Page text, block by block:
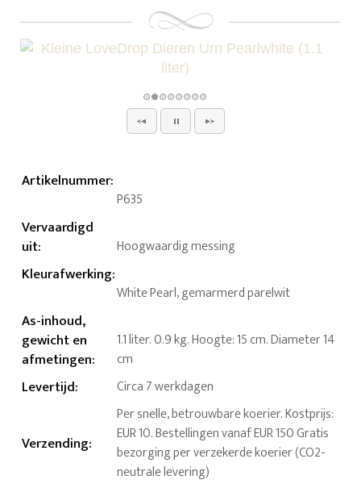
Artikelnummer:
P635
Vervaardigd
uit: Hoogwaardig messing
Kleurafwerking:
White Pearl, gemarmerd parelwit
As-inhoud,
gewicht en
afmetingen:
1.1 liter. 0.9 kg. Hoogte: 15 cm. Diameter 14
cm
Levertijd: Circa 7 werkdagen
Verzending:
Per snelle, betrouwbare koerier. Kostprijs:
EUR 10. Bestellingen vanaf EUR 150 Gratis
bezorging per verzekerde koerier (CO2-
neutrale levering)